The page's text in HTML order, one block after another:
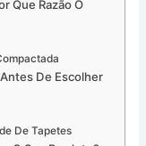
Que Razão O
De Escolher
De Tapetes